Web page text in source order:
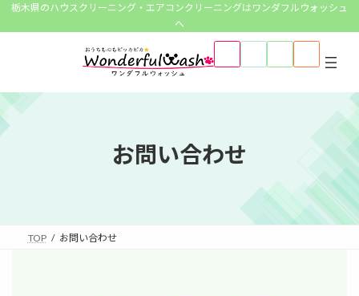
ス
キ
ッ
ン
に
移
栃木県のハウスクリーニング・エアコンクリーニングはワンダフルウォッシュ
へ
ア
コ
リ
ア
コ
リ
ア
コ
リ
ア
コ
リ
お問い合わせ
TOP お問い合わせ